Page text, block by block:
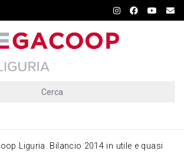
Cerca
Liguria. Bilancio 2014 in utile e quasi